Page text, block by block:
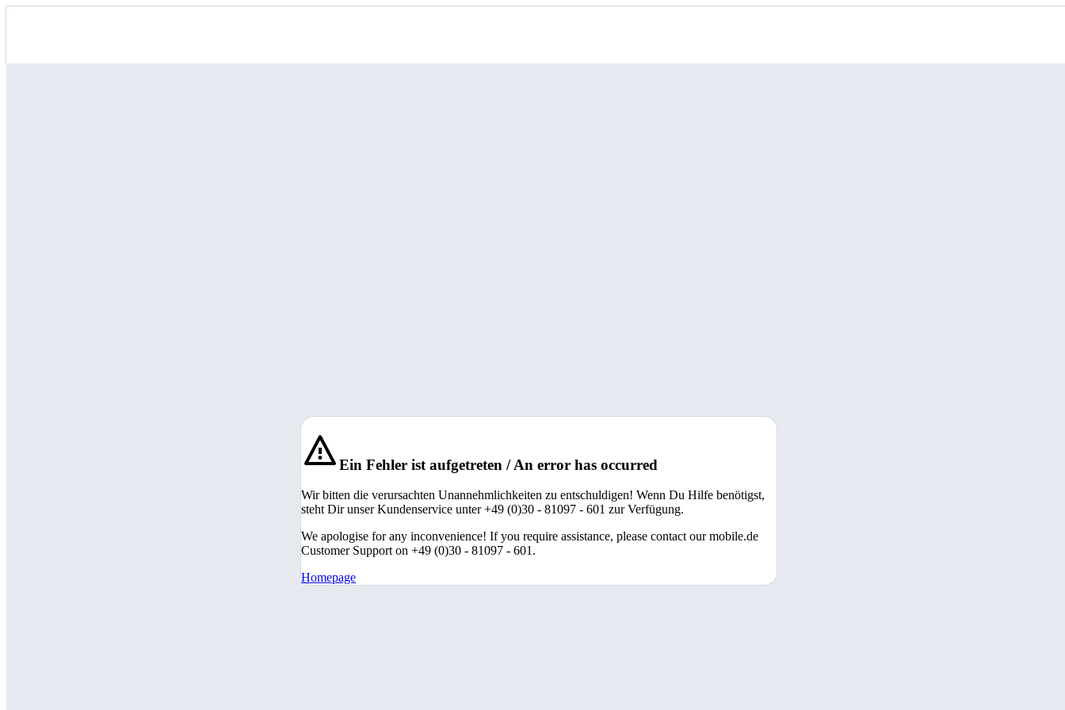
Ein Fehler ist aufgetreten / An error has occurred
Wir bitten die verursachten Unannehmlichkeiten zu entschuldigen! Wenn Du Hilfe benötigst,
steht Dir unser Kundenservice unter +49 (0)30 - 81097 - 601 zur Verfügung.
We apologise for any inconvenience! If you require assistance, please contact our mobile.de
Customer Support on +49 (0)30 - 81097 - 601.
Homepage